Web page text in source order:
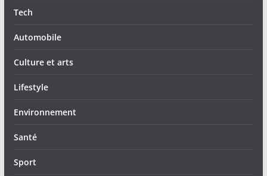
Tech
Automobile
Culture et arts
Lifestyle
Environnement
Santé
Sport